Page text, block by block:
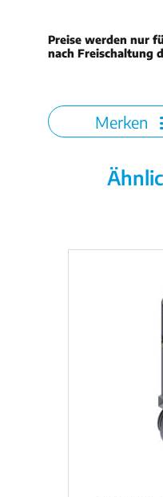
Preise werden nur
nach Freischaltung
Merken